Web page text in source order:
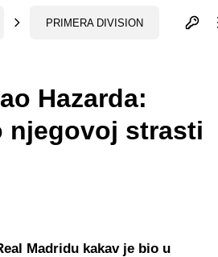
PRIMERA DIVISION
Hazarda:
njegovoj strasti
Madridu kakav je bio u